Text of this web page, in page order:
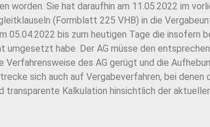
Sie hat daraufhin am 11.05.2022 im
(Formblatt 225 VHB) in die
05.04.2022 bis zum heutigen Tage die insofern
umgesetzt habe. Der AG müsse den
des AG gerügt und die
sich auch auf Vergabeverfahren, bei denen
Kalkulation hinsichtlich der